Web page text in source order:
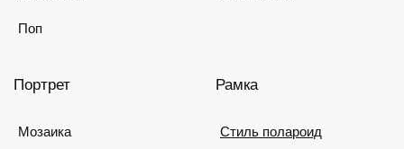
Поп
Портрет
Мозаика
Рамка
Стиль полароид